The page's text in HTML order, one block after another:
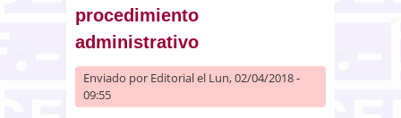
procedimiento
administrativo
Enviado por Editorialel Lun, 02/04/2018 -
09:55